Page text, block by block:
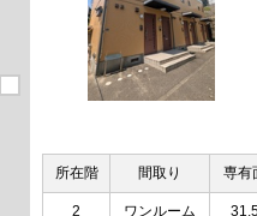
所在階 間取り 専有
2 ワンルーム